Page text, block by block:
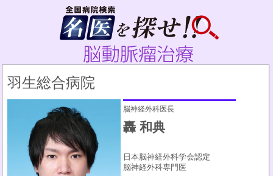
羽生総合病院
脳神経外科医長
轟 和典
日本脳神経外科学会認定
脳神経外科専門医